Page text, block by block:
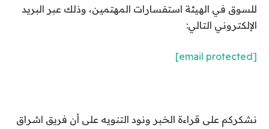
للسوق في الهيئة استفسارات المهتمين، وذلك عبر البريد
الإلكتروني التالي:
[email protected]
نشكركم على قراءة الخبر ونود التنويه على أن فريق اشراق